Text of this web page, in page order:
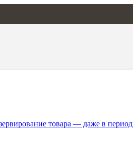
товара — даже в